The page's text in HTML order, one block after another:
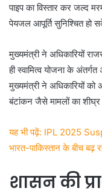
पाइप का विस्तार कर जल्द
पेयजल आपूर्ति सुनिश्चित हो
मुख्यमंत्री ने अधिकारियों
ही स्वामित्व योजना के
मुख्यमंत्री ने अधिकारियों को
बंटांकन जैसे मामलों का शीघ्र
यह भी पढ़ें: IPL 2025
भारत-पाकिस्तान के बीच बढ़
शासन की